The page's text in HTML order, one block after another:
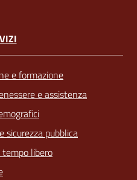
e formazione
e assistenza
sicurezza pubblica
libero